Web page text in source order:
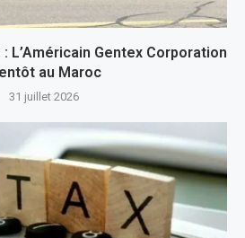
L’Américain Gentex Corporation
au Maroc
31 juillet 2026